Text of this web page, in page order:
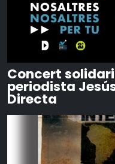
Concert
periodista
Directa